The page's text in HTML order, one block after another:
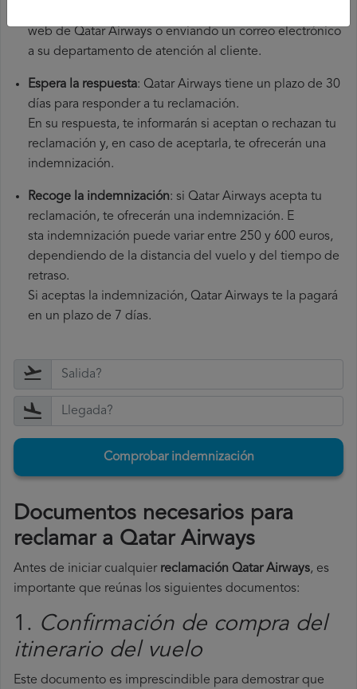
web de Qatar Airways o enviando un correo electrónico
a su departamento de atención al cliente.
Espera la respuesta: Qatar Airways tiene un plazo de 30
días para responder a tu reclamación.
En su respuesta, te informarán si aceptan o rechazan tu
reclamación y, en caso de aceptarla, te ofrecerán una
indemnización.
Recoge la indemnización: si Qatar Airways acepta tu
reclamación, te ofrecerán una indemnización. E
sta indemnización puede variar entre 250 y 600 euros,
dependiendo de la distancia del vuelo y del tiempo de
retraso.
Si aceptas la indemnización, Qatar Airways te la pagará
en un plazo de 7 días.
Comprobar indemnización
Documentos necesarios para
reclamar a Qatar Airways
Antes de iniciar cualquier reclamación Qatar Airways, es
importante que reúnas los siguientes documentos:
1. Confirmación de compra del
itinerario del vuelo
Este documento es imprescindible para demostrar que